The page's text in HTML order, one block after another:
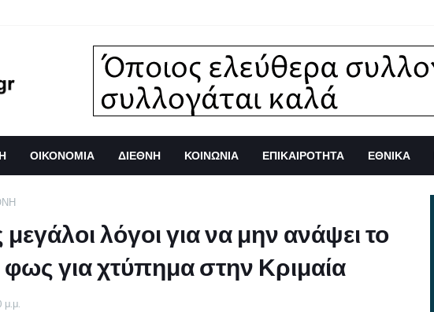
ΟΙΚΟΝΟΜΙΑ ΔΙΕΘΝΗ ΚΟΙΝΩΝΙΑ ΕΠΙΚΑΙΡΟΤΗΤΑ ΕΘΝΙΚΑ
λόγοι για να μην ανάψει το
για χτύπημα στην Κριμαία
μ.μ.